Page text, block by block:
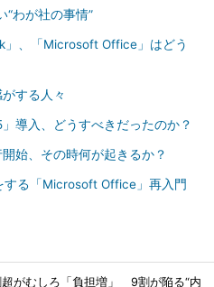
“わが社の事情”
」、「Microsoft Office」はどう
する人々
導入、どうすべきだったのか？
始、その時何が起きるか？
る「Microsoft Office」再入門
超がむしろ「負担増」 9割が陥る“内